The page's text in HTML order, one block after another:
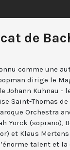
de
comme une
dirige le
Johann Kuhnau -
Saint-Thomas
Orchestra
Yorck (soprano),
et Klaus
talent et